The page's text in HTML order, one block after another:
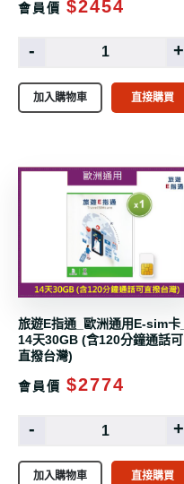
會員價 $2454
- +
加入購物車 直接購買
旅遊E指通_歐洲通用E-sim卡_
14天30GB (含120分鐘通話可
直撥台灣)
會員價 $2774
- +
加入購物車 直接購買